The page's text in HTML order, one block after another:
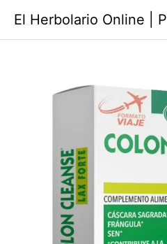
contenido
El Herbolario Online |